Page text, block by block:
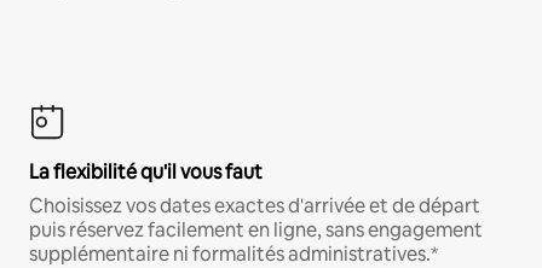
La flexibilité qu'il vous faut
Choisissez vos dates exactes d'arrivée et de départ
puis réservez facilement en ligne, sans engagement
supplémentaire ni formalités administratives.*